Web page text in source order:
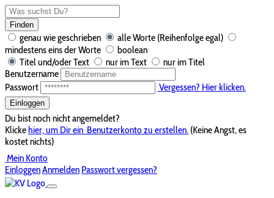
Finden
genau wie geschrieben
alle Worte (Reihenfolge egal)
mindestens eins der Worte
boolean
Titel und/oder Text
nur im Text
nur im Titel
Benutzername
Passwort
Vergessen? Hier klicken.
Einloggen
Du bist noch nicht angemeldet?
Klickehier, um Dir ein Benutzerkonto zu erstellen. (Keine Angst, es
kostet nichts)
Mein Konto
EinloggenAnmelden Passwort vergessen?